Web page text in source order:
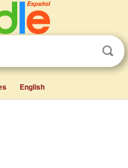
English